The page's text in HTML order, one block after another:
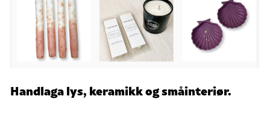
Handlaga lys, keramikk og småinteriør.